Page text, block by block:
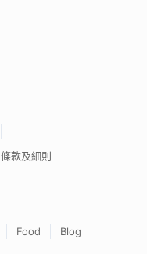
條款及細則
Food
Blog